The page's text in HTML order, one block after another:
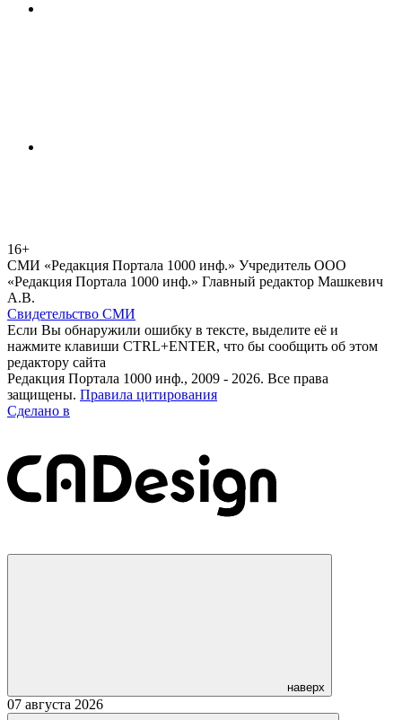
16+
СМИ «Редакция Портала 1000 инф.» Учредитель ООО
«Редакция Портала 1000 инф.» Главный редактор Машкевич
А.В.
Свидетельство СМИ
Если Вы обнаружили ошибку в тексте, выделите её и
нажмите клавиши CTRL+ENTER, что бы сообщить об этом
редактору сайта
Редакция Портала 1000 инф., 2009 - 2026. Все права
защищены. Правила цитирования
Сделано в
наверх
07 августа 2026